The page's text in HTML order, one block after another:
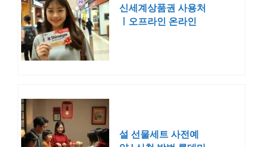
신세계상품권 사용처
ㅣ오프라인 온라인
설 선물세트 사전예